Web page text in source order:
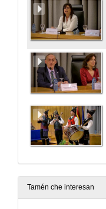
Tamén che interesan